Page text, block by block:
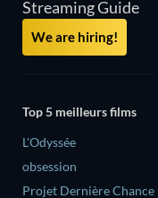
Streaming Guide
We are hiring!
Top 5 meilleurs films
L'Odyssée
obsession
Projet Dernière Chance